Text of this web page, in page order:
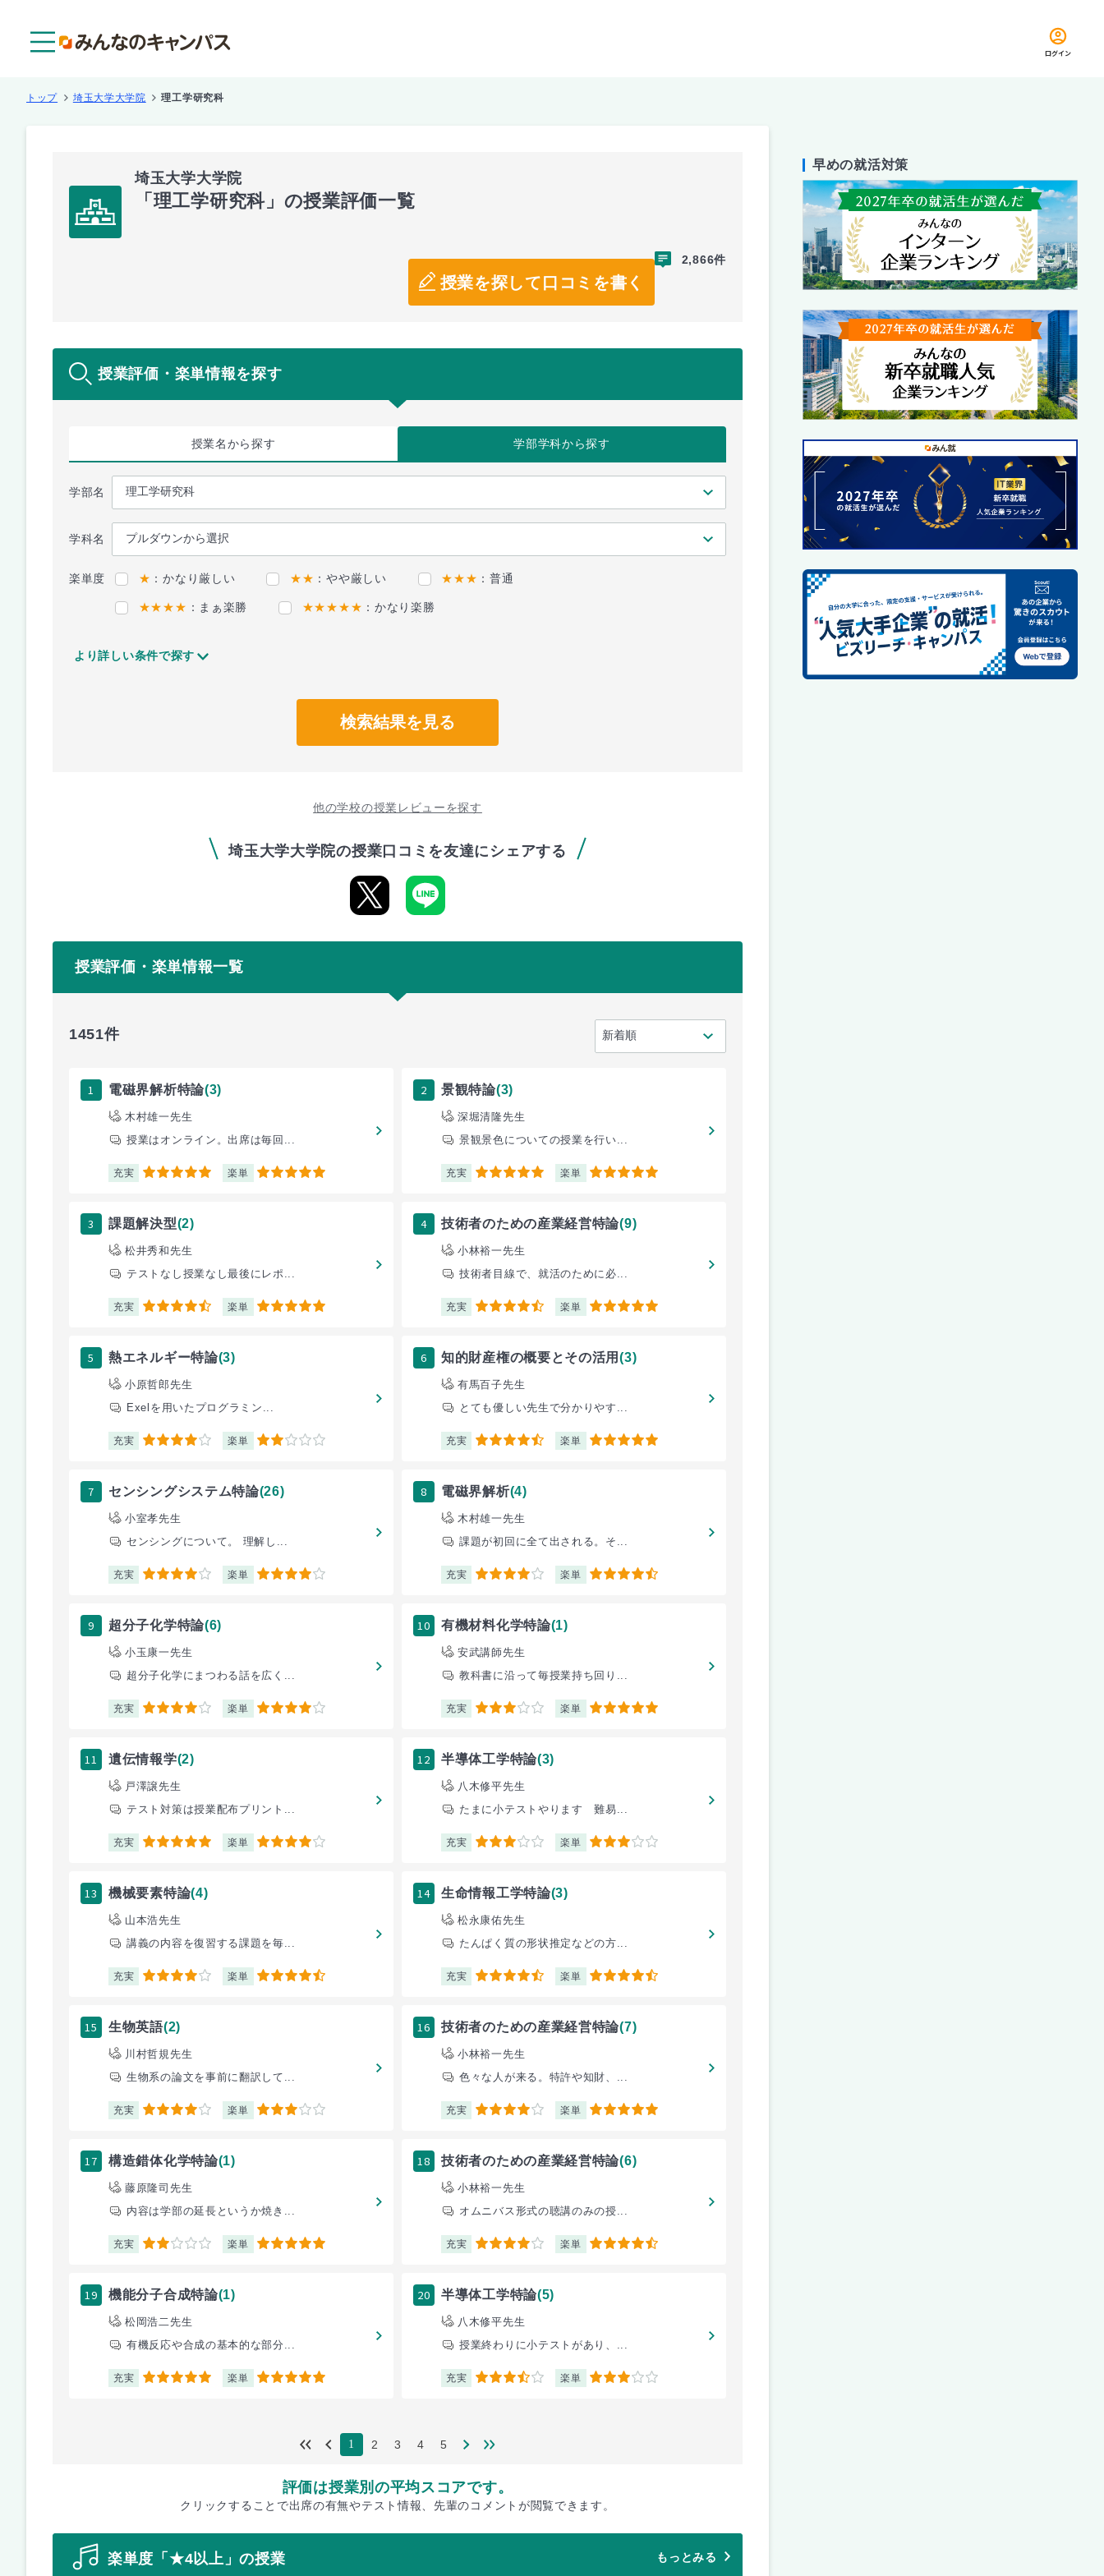
ログイン
トップ 埼玉大学大学院 理工学研究科
埼玉大学大学院
「理工学研究科」の授業評価一覧
授業を探して口コミを書く
2,866件
授業評価・楽単情報を探す
授業名から探す 学部学科から探す
学部名
学科名
楽単度 ★ ：かなり厳しい ★★ ：やや厳しい ★★★ ：普通
★★★★ ：まぁ楽勝 ★★★★★ ：かなり楽勝
より詳しい条件で探す
検索結果を見る
他の学校の授業レビューを探す
埼玉大学大学院の授業口コミを友達にシェアする
授業評価・楽単情報一覧
1451件
1 電磁界解析特論(3)
木村雄一先生
授業はオンライン。出席は毎回...
充実 5 楽単 5
2 景観特論(3)
深堀清隆先生
景観景色についての授業を行い...
充実 5 楽単 5
3 課題解決型(2)
松井秀和先生
テストなし授業なし最後にレポ...
充実 4.5 楽単 5
4 技術者のための産業経営特論(9)
小林裕一先生
技術者目線で、就活のために必...
充実 4.5 楽単 5
5 熱エネルギー特論(3)
小原哲郎先生
Exelを用いたプログラミン...
充実 4 楽単 2
6 知的財産権の概要とその活用(3)
有馬百子先生
とても優しい先生で分かりやす...
充実 4.5 楽単 5
7 センシングシステム特論(26)
小室孝先生
センシングについて。 理解し...
充実 4 楽単 4
8 電磁界解析(4)
木村雄一先生
課題が初回に全て出される。そ...
充実 4 楽単 4.5
9 超分子化学特論(6)
小玉康一先生
超分子化学にまつわる話を広く...
充実 4 楽単 4
10 有機材料化学特論(1)
安武講師先生
教科書に沿って毎授業持ち回り...
充実 3 楽単 5
11 遺伝情報学(2)
戸澤譲先生
テスト対策は授業配布プリント...
充実 5 楽単 4
12 半導体工学特論(3)
八木修平先生
たまに小テストやります 難易...
充実 3 楽単 3
13 機械要素特論(4)
山本浩先生
講義の内容を復習する課題を毎...
充実 4 楽単 4.5
14 生命情報工学特論(3)
松永康佑先生
たんぱく質の形状推定などの方...
充実 4.5 楽単 4.5
15 生物英語(2)
川村哲規先生
生物系の論文を事前に翻訳して...
充実 4 楽単 3
16 技術者のための産業経営特論(7)
小林裕一先生
色々な人が来る。特許や知財、...
充実 4 楽単 5
17 構造錯体化学特論(1)
藤原隆司先生
内容は学部の延長というか焼き...
充実 2 楽単 5
18 技術者のための産業経営特論(6)
小林裕一先生
オムニバス形式の聴講のみの授...
充実 4 楽単 4.5
19 機能分子合成特論(1)
松岡浩二先生
有機反応や合成の基本的な部分...
充実 5 楽単 5
20 半導体工学特論(5)
八木修平先生
授業終わりに小テストがあり、...
充実 3.5 楽単 3
1 2 3 4 5
評価は授業別の平均スコアです。
クリックすることで出席の有無やテスト情報、先輩のコメントが閲覧できます。
楽単度「★4以上」の授業 もっとみる
早めの就活対策